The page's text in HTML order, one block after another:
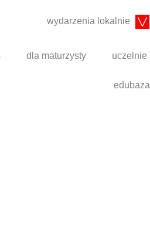
wydarzenia lokalnie
dla maturzysty uczelnie
edubaza